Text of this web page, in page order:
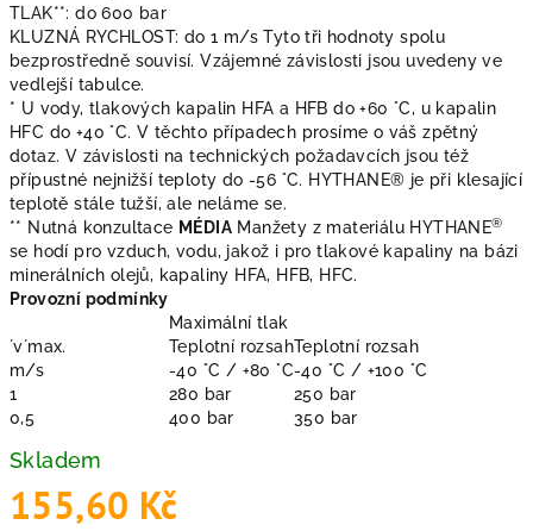
TLAK**: do 600 bar
KLUZNÁ RYCHLOST: do 1 m/s Tyto tři hodnoty spolu
bezprostředně souvisí. Vzájemné závislosti jsou uvedeny ve
vedlejší tabulce.
* U vody, tlakových kapalin HFA a HFB do +60 °C, u kapalin
HFC do +40 °C. V těchto případech prosíme o váš zpětný
dotaz. V závislosti na technických požadavcích jsou též
přípustné nejnižší teploty do -56 °C. HYTHANE® je při klesající
teplotě stále tužší, ale neláme se.
** Nutná konzultace MÉDIA Manžety z materiálu HYTHANE®
se hodí pro vzduch, vodu, jakož i pro tlakové kapaliny na bázi
minerálních olejů, kapaliny HFA, HFB, HFC.
Provozní podmínky
Maximální tlak
´v´max.
Teplotní rozsahTeplotní rozsah
m/s
-40 °C / +80 °C-40 °C / +100 °C
1
280 bar
250 bar
0,5
400 bar 350 bar
Skladem
155,60 Kč